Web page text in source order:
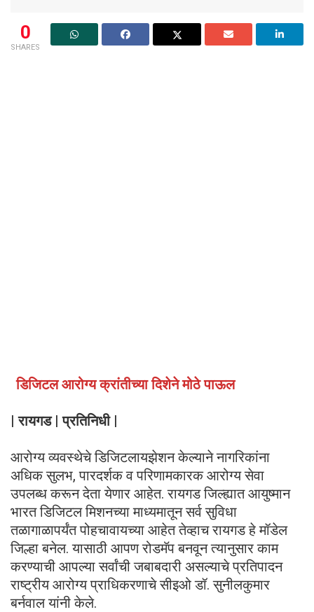
0
SHARES
डिजिटल आरोग्य क्रांतीच्या दिशेने मोठे पाऊल
| रायगड | प्रतिनिधी |
आरोग्य व्यवस्थेचे डिजिटलायझेशन केल्याने नागरिकांना
अधिक सुलभ, पारदर्शक व परिणामकारक आरोग्य सेवा
उपलब्ध करून देता येणार आहेत. रायगड जिल्ह्यात आयुष्मान
भारत डिजिटल मिशनच्या माध्यमातून सर्व सुविधा
तळागाळापर्यंत पोहचावायच्या आहेत तेव्हाच रायगड हे मॉडेल
जिल्हा बनेल. यासाठी आपण रोडमॅप बनवून त्यानुसार काम
करण्याची आपल्या सर्वांची जबाबदारी असल्याचे प्रतिपादन
राष्ट्रीय आरोग्य प्राधिकरणाचे सीइओ डॉ. सुनीलकुमार
बर्नवाल यांनी केले.